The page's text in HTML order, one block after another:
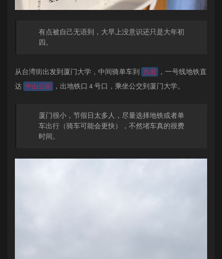
有点被自己无语到，大早上没意识还只是大年初
四。
从台湾街出发到厦门大学，中间骑单车到 吕厝
，一号线地铁直
达 中山公园 ，出地铁口 4 号口，乘坐公交到厦门大学。
厦门很小，节假日太多人，尽量选择地铁或者单
车出行（骑车可能会更快），不然堵车真的很费
时间。